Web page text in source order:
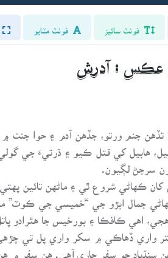
فونٽ سائيز فونٽ مٽايو
عڪس : آدرش
تڏهن جنم ورتو، جڏهن آدم ۽ حوا جنت
هابيل کي قتل ڪيو ۽ ڌرتيءَ جي
سرجڻ لڳيون.
کان ڪهاڻي شروع ٿي ۽ ماڻهن تائين
جمال ابڙو جي “خميسي جي ڪوٽ”
اهي ڪافڪا ۽ بورخيس جا هٿرادو
واري ڏهاڪي ۾ سکر واري پل تي
هن سنڌباد جو سفر جاري آهي. هن سفر ۾